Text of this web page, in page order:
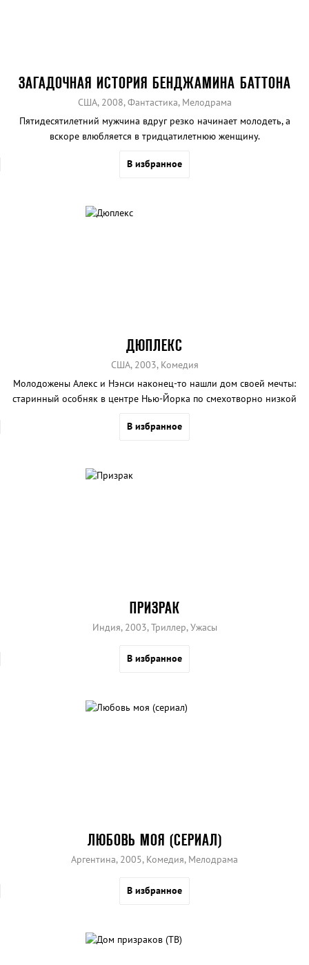
ЗАГАДОЧНАЯ ИСТОРИЯ БЕНДЖАМИНА БАТТОНА
США, 2008, Фантастика, Мелодрама
Пятидесятилетний мужчина вдруг резко начинает молодеть, а
вскоре влюбляется в тридцатилетнюю женщину.
В избранное
ДЮПЛЕКС
США, 2003, Комедия
Молодожены Алекс и Нэнси наконец-то нашли дом своей мечты:
старинный особняк в центре Нью-Йорка по смехотворно низкой
В избранное
ПРИЗРАК
Индия, 2003, Триллер, Ужасы
В избранное
ЛЮБОВЬ МОЯ (СЕРИАЛ)
Аргентина, 2005, Комедия, Мелодрама
В избранное